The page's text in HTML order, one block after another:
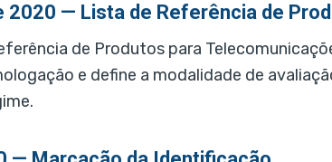
2020 — Lista de Referência de
de Produtos para
e define a modalidade de